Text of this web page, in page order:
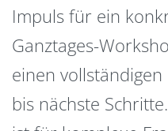
Impuls für ein
Ganztages-
einen
bis nächste